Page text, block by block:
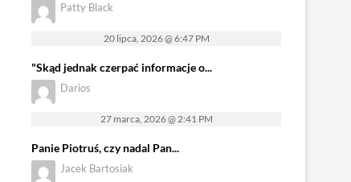
Patty Black
20 lipca, 2026 @ 6:47 PM
"Skąd jednak czerpać informacje o...
Darios
27 marca, 2026 @ 2:41 PM
Panie Piotruś, czy nadal Pan...
Jacek Bartosiak